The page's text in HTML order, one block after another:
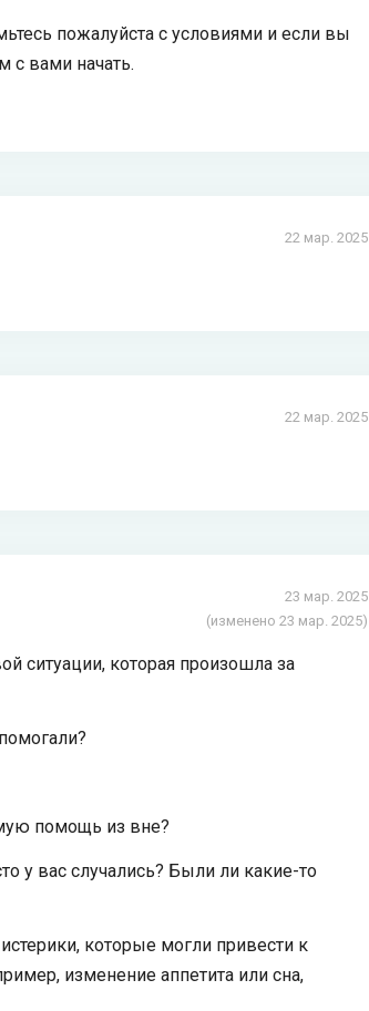
пожалуйста с условиями и если вы
с вами начать.
22 мар. 2025
22 мар. 2025
23 мар. 2025
(изменено 23 мар. 2025)
ситуации, которая произошла за
помощь из вне?
у вас случались? Были ли какие-то
которые могли привести к
изменение аппетита или сна,